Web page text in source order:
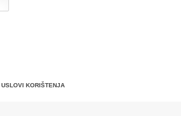
USLOVI KORIŠTENJA